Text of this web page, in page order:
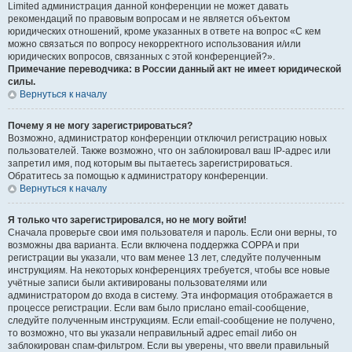
Limited администрация данной конференции не может давать
рекомендаций по правовым вопросам и не является объектом
юридических отношений, кроме указанных в ответе на вопрос «С кем
можно связаться по вопросу некорректного использования и/или
юридических вопросов, связанных с этой конференцией?».
Примечание переводчика: в России данный акт не имеет юридической
силы.
Вернуться к началу
Почему я не могу зарегистрироваться?
Возможно, администратор конференции отключил регистрацию новых
пользователей. Также возможно, что он заблокировал ваш IP-адрес или
запретил имя, под которым вы пытаетесь зарегистрироваться.
Обратитесь за помощью к администратору конференции.
Вернуться к началу
Я только что зарегистрировался, но не могу войти!
Сначала проверьте свои имя пользователя и пароль. Если они верны, то
возможны два варианта. Если включена поддержка COPPA и при
регистрации вы указали, что вам менее 13 лет, следуйте полученным
инструкциям. На некоторых конференциях требуется, чтобы все новые
учётные записи были активированы пользователями или
администратором до входа в систему. Эта информация отображается в
процессе регистрации. Если вам было прислано email-сообщение,
следуйте полученным инструкциям. Если email-сообщение не получено,
то возможно, что вы указали неправильный адрес email либо он
заблокирован спам-фильтром. Если вы уверены, что ввели правильный